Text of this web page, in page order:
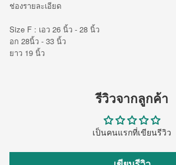
ช่องรายละเอียด
Size F : เอว 26 นิ้ว - 28 นิ้ว
อก 28นิ้ว - 33 นิ้ว
ยาว 19 นิ้ว
รีวิวจากลูกค้า
เป็นคนแรกที่เขียนรีวิว